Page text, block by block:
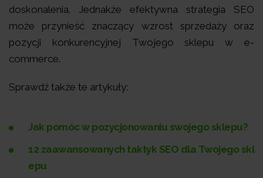
doskonalenia. Jednakże efektywna strategia SEO
może przynieść znaczący wzrost sprzedaży oraz
pozycji konkurencyjnej Twojego sklepu w e-
commerce.
Sprawdź także te artykuły:
Jak pomóc w pozycjonowaniu swojego sklepu?
12 zaawansowanych taktyk SEO dla Twojego skl
epu